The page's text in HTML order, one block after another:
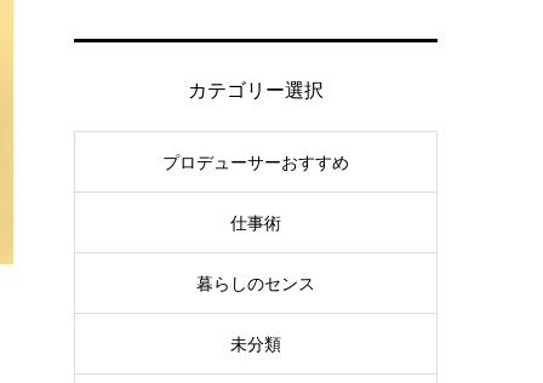
カテゴリー選択
プロデューサーおすすめ
仕事術
暮らしのセンス
未分類